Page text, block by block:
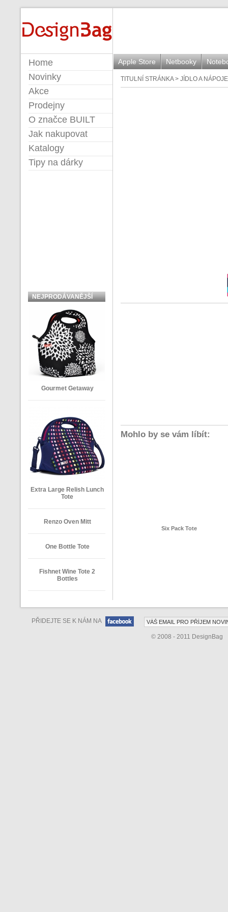
Apple Store Netbooky
TITULNÍ STRÁNKA> JÍDLO A NÁPOJE
Mohlo by se vám líbít:
Six Pack Tote
Home
Novinky
Akce
Prodejny
O značce BUILT
Jak nakupovat
Katalogy
Tipy na dárky
NEJPRODÁVANĚJŠÍ
Gourmet Getaway
Extra Large Relish Lunch
Tote
Renzo Oven Mitt
One Bottle Tote
Fishnet Wine Tote 2
Bottles
PŘIDEJTE SE K NÁM NA
© 2008 - 2011 DesignBag
BUILT